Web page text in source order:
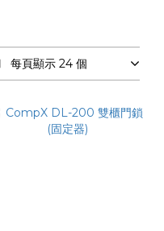
每頁顯示 24 個